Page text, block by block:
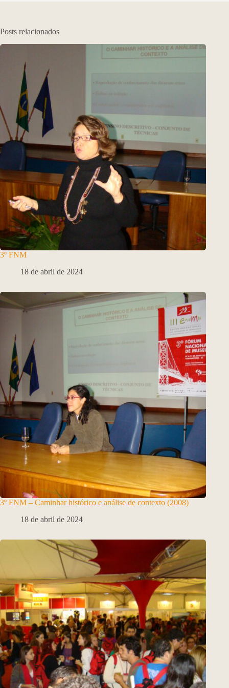
Posts relacionados
3º FNM
18 de abril de 2024
3º FNM – Caminhar histórico e análise de contexto (2008)
18 de abril de 2024